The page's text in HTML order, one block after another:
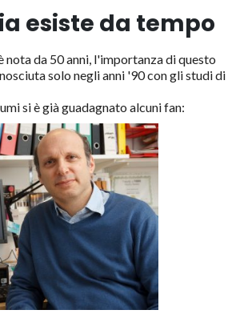
esiste da tempo
nota da 50 anni, l'importanza di questo
solo negli anni '90 con gli studi di
si è già guadagnato alcuni fan: